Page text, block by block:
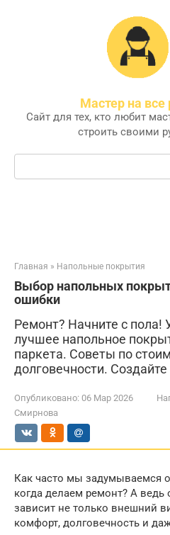
Мастер на все
Сайт для тех, кто любит
строить своими
Поиск:
Главная » Напольные покрытия
Выбор напольных
ошибки
Ремонт? Начните с пола!
лучшее напольное
паркета. Советы по
долговечности.
Опубликовано: 06 Мар 2026
Смирнова
Как часто мы задумываемся
когда делаем ремонт? А
зависит не только внешний
комфорт, долговечность и